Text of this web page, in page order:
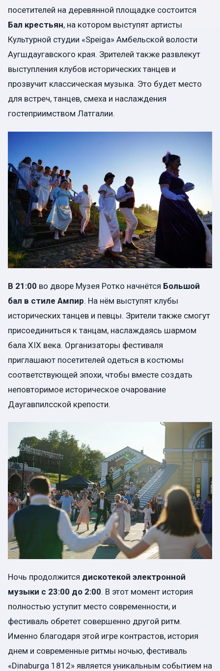
посетителей на деревянной площадке состоится
Бал крестьян, на котором выступят артисты
Культурной студии «Speiga» Амбельской волости
Аугшдаугавского края. Зрителей также развлекут
выступления клубов исторических танцев и
прозвучит классическая музыка. Это будет место
для встреч, танцев, смеха и наслаждения
гостеприимством Латгалии.
В 21:00 во дворе Музея Ротко начнётся Большой
бал в стиле Ампир. На нём выступят клубы
исторических танцев и певцы. Зрители также смогут
присоединиться к танцам, наслаждаясь шармом
бала XIX века. Организаторы фестиваля
приглашают посетителей одеться в костюмы
соответствующей эпохи, чтобы вместе создать
неповторимое историческое очарование
Даугавпилсской крепости.
Ночь продолжится дискотекой электронной
музыки с 23:00 до 2:00. В этот момент история
полностью уступит место современности, и
фестиваль обретет совершенно другой ритм.
Именно благодаря этой игре контрастов, история
днем ​​и современные ритмы ночью, фестиваль
«Dinaburga 1812» является уникальным событием на